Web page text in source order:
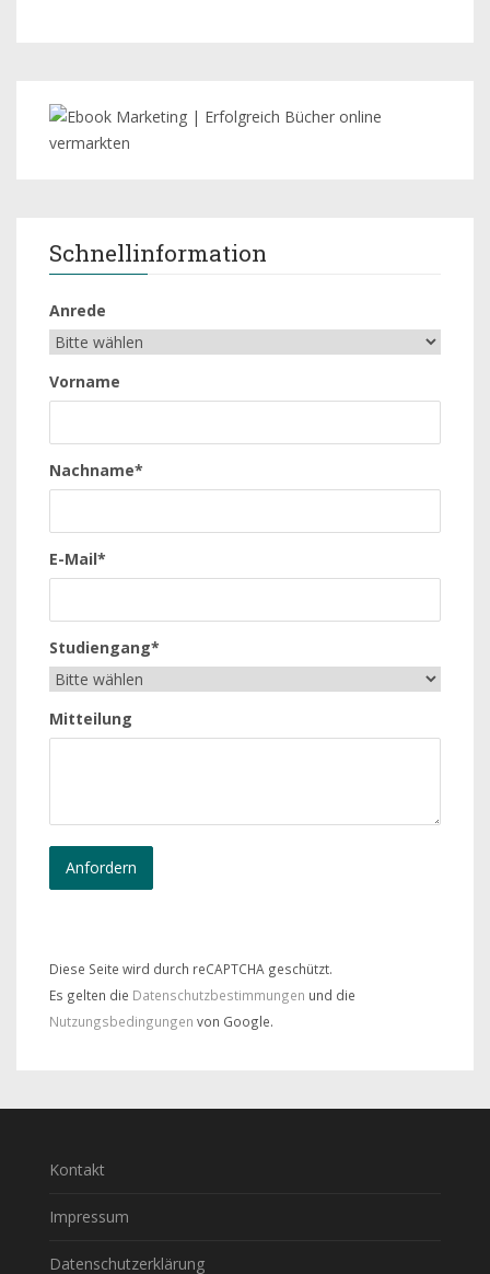
Schnellinformation
Anrede
Vorname
Nachname*
E-Mail*
Studiengang*
Mitteilung
Diese Seite wird durch reCAPTCHA geschützt.
Es gelten die Datenschutzbestimmungen und die
Nutzungsbedingungen von Google.
Kontakt
Impressum
Datenschutzerklärung